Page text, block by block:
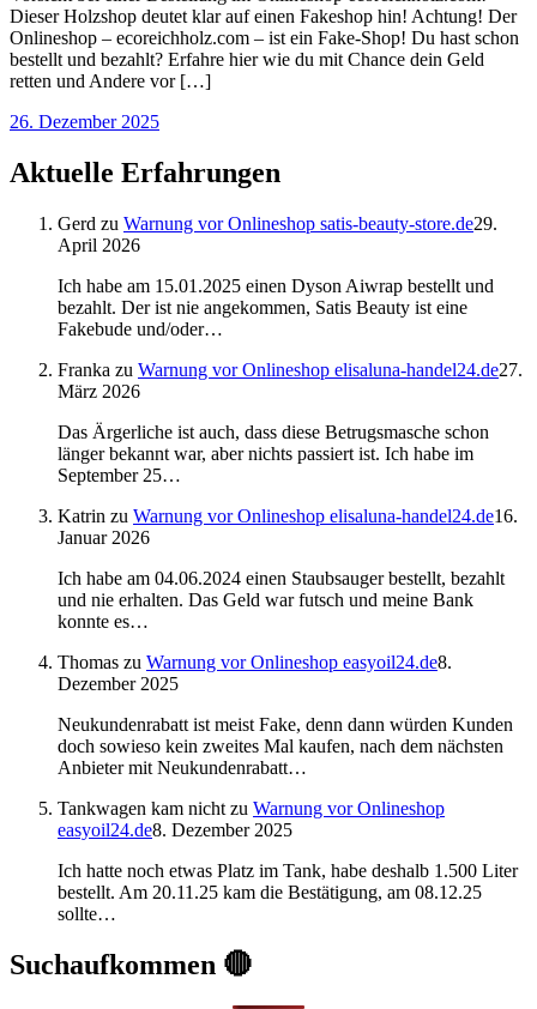
Dieser Holzshop deutet klar auf einen Fakeshop hin! Achtung! Der
Onlineshop – ecoreichholz.com – ist ein Fake-Shop! Du hast schon
bestellt und bezahlt? Erfahre hier wie du mit Chance dein Geld
retten und Andere vor […]
26. Dezember 2025
Aktuelle Erfahrungen
Gerd zu Warnung vor Onlineshop satis-beauty-store.de29.
April 2026
Ich habe am 15.01.2025 einen Dyson Aiwrap bestellt und
bezahlt. Der ist nie angekommen, Satis Beauty ist eine
Fakebude und/oder…
Franka zu Warnung vor Onlineshop elisaluna-handel24.de27.
März 2026
Das Ärgerliche ist auch, dass diese Betrugsmasche schon
länger bekannt war, aber nichts passiert ist. Ich habe im
September 25…
Katrin zu Warnung vor Onlineshop elisaluna-handel24.de16.
Januar 2026
Ich habe am 04.06.2024 einen Staubsauger bestellt, bezahlt
und nie erhalten. Das Geld war futsch und meine Bank
konnte es…
Thomas zu Warnung vor Onlineshop easyoil24.de8.
Dezember 2025
Neukundenrabatt ist meist Fake, denn dann würden Kunden
doch sowieso kein zweites Mal kaufen, nach dem nächsten
Anbieter mit Neukundenrabatt…
Tankwagen kam nicht zu Warnung vor Onlineshop
easyoil24.de8. Dezember 2025
Ich hatte noch etwas Platz im Tank, habe deshalb 1.500 Liter
bestellt. Am 20.11.25 kam die Bestätigung, am 08.12.25
sollte…
Suchaufkommen 🔴